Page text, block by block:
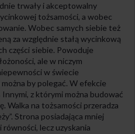
trwały i akceptowalny
tożsamości, a wobec
Wobec samych siebie też
za względnie stałą wycinkową
części siebie. Powoduje
ale w niczym
w świecie
by polegać. W efekcie
z którymi można budować
Walka na tożsamości przeradza
Strona posiadająca mniej
lecz uzyskania